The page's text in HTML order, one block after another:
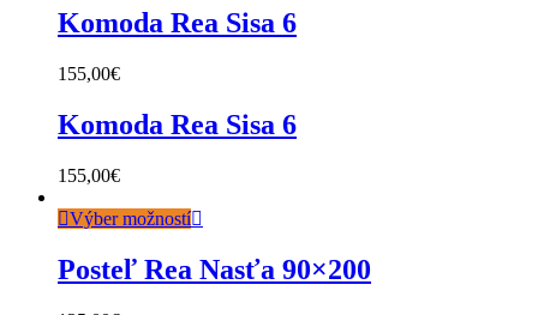
Komoda Rea Sisa 6
155,00€
Komoda Rea Sisa 6
155,00€
Výber možností
Posteľ Rea Nasťa 90×200